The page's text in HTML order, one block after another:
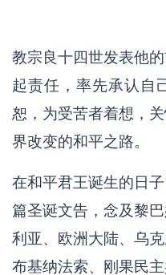
教宗良十四世发表他
起责任，率先承认自
恕，为受苦者着想，
界改变的和平之路。
在和平君王诞生的日
篇圣诞文告，念及黎
利亚、欧洲大陆、乌
布基纳法索、刚果民